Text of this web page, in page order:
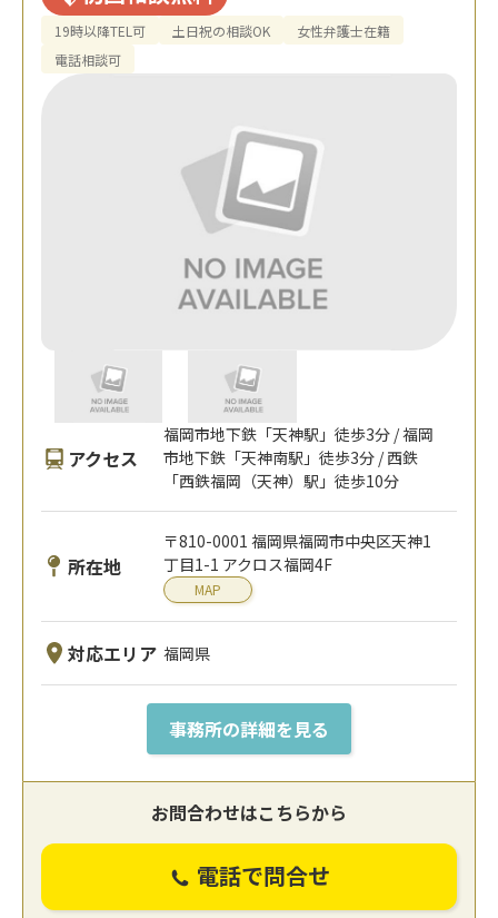
19時以降TEL可 土日祝の相談OK
女性弁護士在籍
電話相談可
アクセス
福岡市地下鉄「天神駅」徒歩3分 / 福岡
市地下鉄「天神南駅」徒歩3分 / 西鉄
「西鉄福岡（天神）駅」徒歩10分
所在地
〒810-0001 福岡県福岡市中央区天神1
丁目1-1 アクロス福岡4F
MAP
対応エリア 福岡県
事務所の詳細を見る
お問合わせはこちらから
電話で問合せ